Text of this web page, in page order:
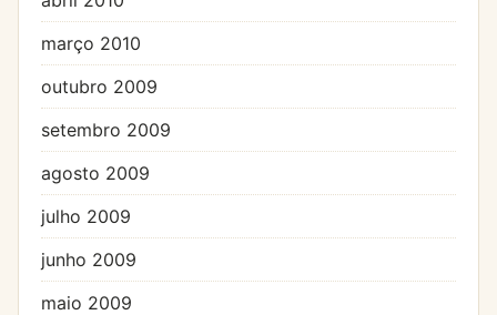
março 2010
outubro 2009
setembro 2009
agosto 2009
julho 2009
junho 2009
maio 2009